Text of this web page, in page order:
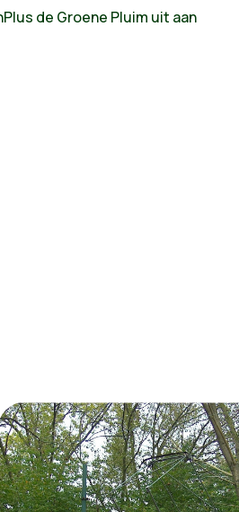
de Groene Pluim uit aan